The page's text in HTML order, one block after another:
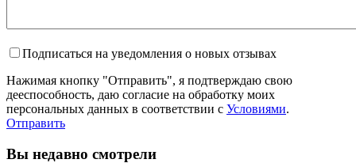
Подписаться на уведомления о новых отзывах
Нажимая кнопку "Отправить", я подтверждаю свою
дееспособность, даю согласие на обработку моих
персональных данных в соответствии с Условиями.
Отправить
Вы недавно смотрели